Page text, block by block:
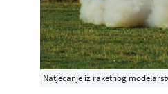
Natjecanje iz raketnog